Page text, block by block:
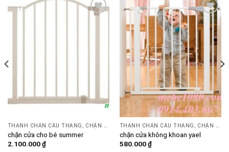
chặn cửa cho bé summer
2.100.000₫
Add to
wishlist
chặn cửa không khoan yael
580.000₫